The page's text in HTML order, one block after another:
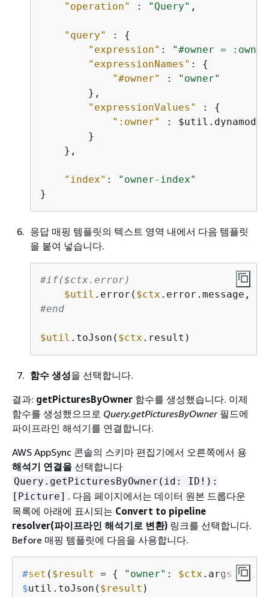
"operation" : "Query" ,
"query" : {
"expression" :
"#owner =
"expressionNames" : {
"#owner"
:
"owner"
        },
"expressionValues"
: {
":owner"
:
        }
    },
"index" :
"owner-index"
}
응답 매핑 템플릿의 텍스트 영역 내에서 다음 템플릿
을 붙여 넣습니다.
#if($ctx.error)
$util .error( $ctx .error.message,
#end
$util .toJson( $ctx .result)
함수 생성을 선택합니다.
결과: getPicturesByOwner 함수를 생성했습니다. 이제
함수를 생성했으므로 Query.getPicturesByOwner필드에
파이프라인 해석기를 연결합니다.
AWS AppSync 콘솔의 스키마 편집기에서 오른쪽에서 용
해석기 연결을 선택합니다
Query.getPicturesByOwner(id: ID!):
[Picture] . 다음 페이지에서는 데이터 원본 드롭다운
목록에 아래에 표시되는 Convert to pipeline
resolver(파이프라인 해석기로 변환) 링크를 선택합니다.
Before 매핑 템플릿에 다음을 사용합니다.
#set ( $result = { "owner" : $ctx .args.id,
$util.toJson( $result )